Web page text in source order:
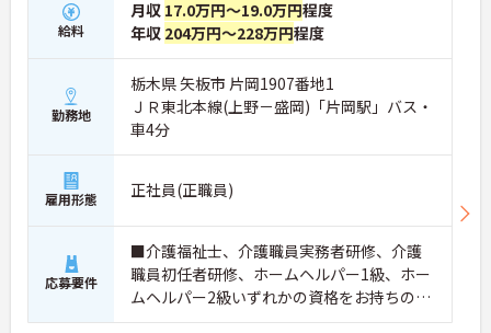
給料
月収 17.0万円～19.0万円程度
年収 204万円～228万円程度
勤務地
栃木県 矢板市 片岡1907番地1
ＪＲ東北本線(上野－盛岡)「片岡駅」バス・
車4分
雇用形態 正社員(正職員)
応募要件
■介護福祉士、介護職員実務者研修、介護
職員初任者研修、ホームヘルパー1級、ホー
ムヘルパー2級いずれかの資格をお持ちの方
※無資格・未経験応相談